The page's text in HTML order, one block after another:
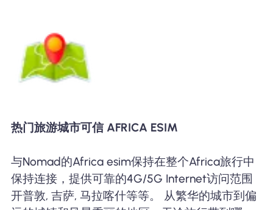
热门旅游城市可信 AFRICA ESIM
与Nomad的Africa esim保持在整个Africa旅行中
保持连接，提供可靠的4G/5G Internet访问范围
开普敦, 吉萨, 马拉喀什等等。 从繁华的城市到偏